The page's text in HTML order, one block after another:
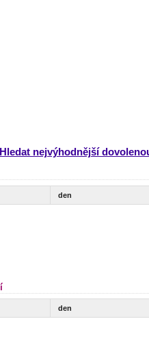
Hledat nejvýhodnější
den
den